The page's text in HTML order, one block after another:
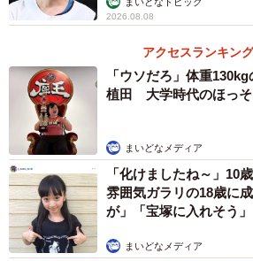
2026.08.08
アクセスランキング
「ウソだろ」体重
植田 大学時代のほっそ
まいどなメディア
「化けましたね～」10
雰囲気ガラリの18歳に
が」「宝塚に入れそう」
まいどなメディア